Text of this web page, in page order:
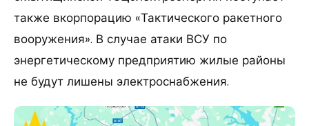
также вкорпорацию «Тактического ракетного
вооружения». В случае атаки ВСУ по
энергетическому предприятию жилые районы
не будут лишены электроснабжения.